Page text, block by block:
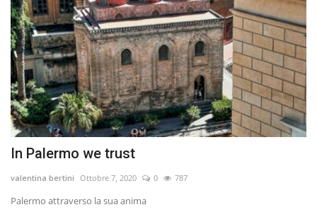
In Palermo we trust
valentina bertini Ottobre 7, 2020 0 787
Palermo attraverso la sua anima